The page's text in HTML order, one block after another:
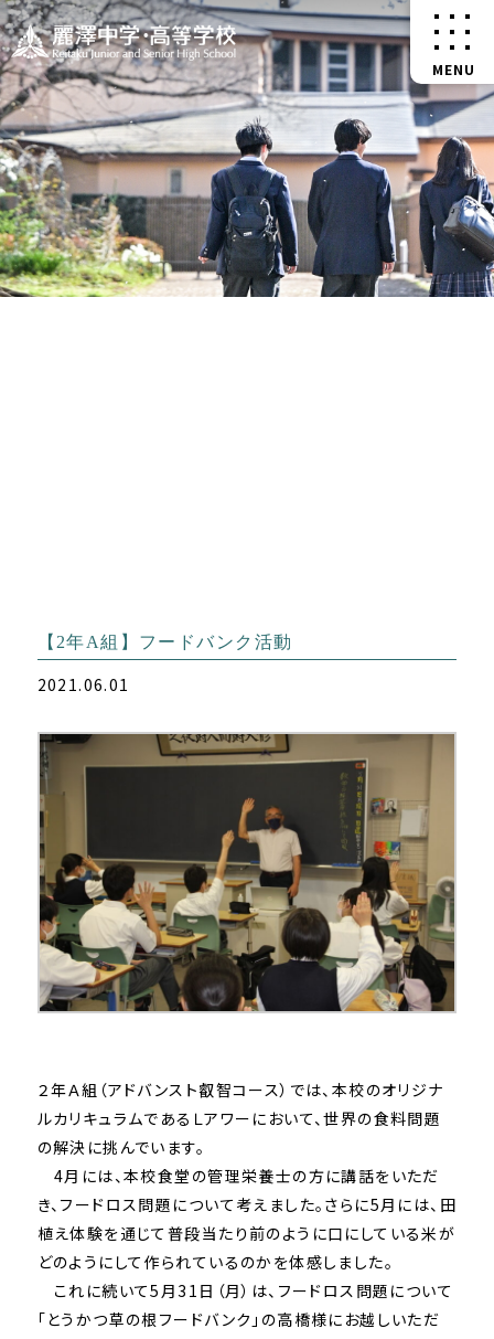
【2年A組】フードバンク活動
2021.06.01
２年Ａ組（アドバンスト叡智コース）では、 本校のオリジナ
ルカリキュラムであるＬアワーにおいて、世界の食料問題
の解決に挑んでいます。
4月には、本校食堂の管理栄養士の方に講話をいただ
き、 フードロス問題について考えました。さらに5月には、 田
植え体験を通じて普段当たり前のように口にしている米が
どのよ うにして作られているのかを体感しました。
これに続いて5月31日（月）は、フードロス問題について
「とうかつ草の根フードバンク」の高橋様にお越しいただ